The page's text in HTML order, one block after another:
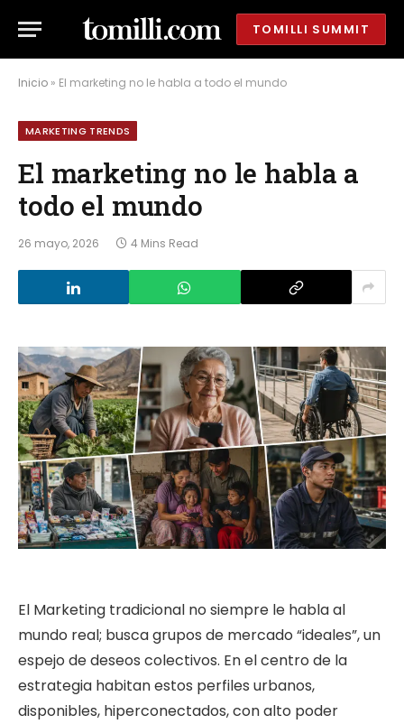
TOMILLI SUMMIT
Inicio » El marketing no le habla a todo el mundo
MARKETING TRENDS
El marketing no le habla a
todo el mundo
26 mayo, 2026 4 Mins Read
El Marketing tradicional no siempre le habla al
mundo real; busca grupos de mercado “ideales”, un
espejo de deseos colectivos. En el centro de la
estrategia habitan estos perfiles urbanos,
disponibles, hiperconectados, con alto poder